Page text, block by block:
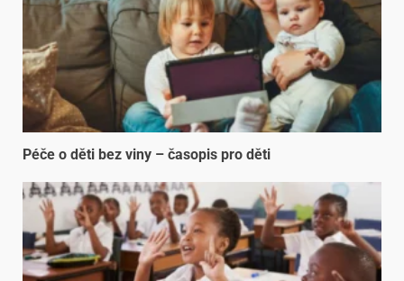
Péče o děti bez viny – časopis pro děti